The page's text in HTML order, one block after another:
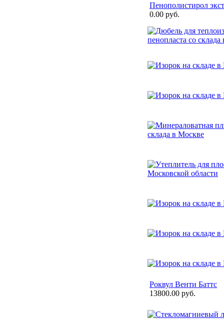
Пенополистирол
0.00 руб.
Роквул Венти Баттс
13800.00 руб.